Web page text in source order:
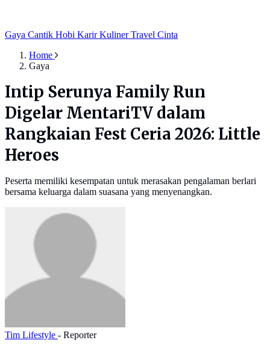
Gaya Cantik Hobi KarirKulinerTravel Cinta
Home
Gaya
Intip Serunya Family Run
Digelar MentariTV dalam
Rangkaian Fest Ceria 2026: Little
Heroes
Peserta memiliki kesempatan untuk merasakan pengalaman berlari
bersama keluarga dalam suasana yang menyenangkan.
Tim Lifestyle - Reporter